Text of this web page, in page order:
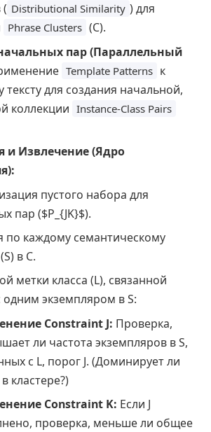
( Distributional Similarity ) для
Phrase Clusters (C).
пар (Параллельный
Template Patterns к
для создания начальной,
коллекции Instance-Class Pairs
и Извлечение (Ядро
пустого набора для
пар ($P_{JK}$).
по каждому семантическому
в C.
метки класса (L), связанной
одним экземпляром в S:
Constraint J: Проверка,
ли частота экземпляров в S,
с L, порог J. (Доминирует ли
кластере?)
Constraint K: Если J
проверка, меньше ли общее